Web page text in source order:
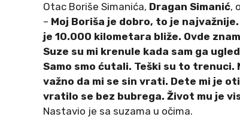
Otac Boriše Simanića, Dragan Simanić,
– Moj Boriša je dobro, to je
je 10.000 kilometara bliže. Ovde
Suze su mi krenule kada sam ga
Samo smo ćutali. Teški su to trenuci.
važno da mi se sin vrati. Dete mi je
vratilo se bez bubrega. Život mu je
Nastavio je sa suzama u očima.